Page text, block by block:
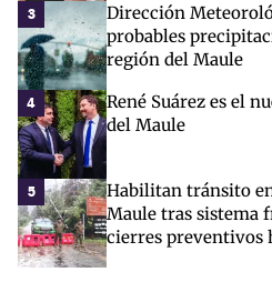
3
Dirección
probables
región del Maule
4
René Suárez es el
del Maule
5
Habilitan tránsito
Maule tras sistema
cierres preventivos